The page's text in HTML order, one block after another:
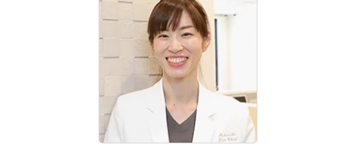
症状に関する記事
病気に関する記事